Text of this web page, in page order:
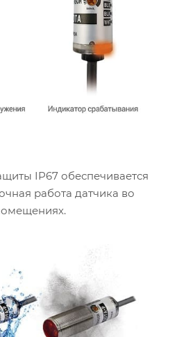
IP67 обеспечивается
работа датчика во